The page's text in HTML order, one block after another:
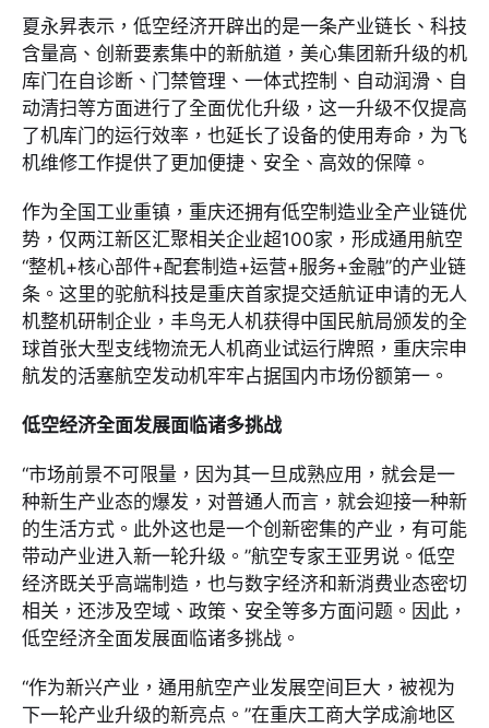
夏永昇表示，低空经济开辟出的是一条产业链长、科技
含量高、创新要素集中的新航道，美心集团新升级的机
库门在自诊断、门禁管理、一体式控制、自动润滑、自
动清扫等方面进行了全面优化升级，这一升级不仅提高
了机库门的运行效率，也延长了设备的使用寿命，为飞
机维修工作提供了更加便捷、安全、高效的保障。
作为全国工业重镇，重庆还拥有低空制造业全产业链优
势，仅两江新区汇聚相关企业超100家，形成通用航空
“整机+核心部件+配套制造+运营+服务+金融”的产业链
条。这里的驼航科技是重庆首家提交适航证申请的无人
机整机研制企业，丰鸟无人机获得中国民航局颁发的全
球首张大型支线物流无人机商业试运行牌照，重庆宗申
航发的活塞航空发动机牢牢占据国内市场份额第一。
低空经济全面发展面临诸多挑战
“市场前景不可限量，因为其一旦成熟应用，就会是一
种新生产业态的爆发，对普通人而言，就会迎接一种新
的生活方式。此外这也是一个创新密集的产业，有可能
带动产业进入新一轮升级。”航空专家王亚男说。低空
经济既关乎高端制造，也与数字经济和新消费业态密切
相关，还涉及空域、政策、安全等多方面问题。因此，
低空经济全面发展面临诸多挑战。
“作为新兴产业，通用航空产业发展空间巨大，被视为
下一轮产业升级的新亮点。”在重庆工商大学成渝地区